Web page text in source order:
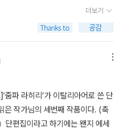
, 내 인생이 제대로 된 인생인지 내
편들은 담담하고 세밀한 어조로
있다. 그런 이유로 이 작품들은 비
통 사람들의 이야기라고 할 수 있
earth>가 제목으로 훨씬
았지만, 그래도 가장 말하고 싶었
일생에 한번>은 해마가 코쉭에게
게 된 수줍은 고백 속에 코쉭의
등석을 타고 미국으로 건너오고 수
된다. 주변사람들로부터의 동정에
그녀의 죽음이 멋지단 생각이 들
게 얘기하듯 아버지의 재혼과 청
으로 인해 변한 모든 것들이 코쉭
다>는 해마와 코쉭이 로마에서 우
이야기, 하지만 해마는 예정대로
다.' 는 아니고, '(도서관) 최대의
.' 이 부분. 베스트셀러나 뻔한 책
저 좋은 사람>도 책모임에서 읽은
지만 사람들이 왜 줌파 라히리를
다 <축복받은 집>이 더 좋다는 리
싶다. <유미의 세포들> 은 5.18
) 병원에서 검사하는 동안 집사2와
만화 카페에 갔다가 읽었다. 최근
이 '셀린 송' 인거다! 오오!! 그러자
다. 오, 셀린 송의 로맨스라니, 그렇
라이브즈>가 얼마나 좋았는지 생
이라면 분명 머티리얼리스트도 좋
를 재생하면서 '이젠 감독 누구
해야지' 라고 생각했다. 사실 한 편
가 그만큼 좋았다. 좋을줄 알았는
지난주에 싱가폴에 온 친구들과
삶> <어제 그거 봤어?> <남자
강요하는가> 위 세 권은
<악마는 어디서 게으름을 피우는
절을 덧붙인 이유는, 그렇다, 또 불
프랑스어책탑. 느낌 가는 대로 집
더보기
줌파 라히리‘가 이탈리아어로 쓴 단
은 작가님의 세번째 작품이다. (축
편집이라고 하기에는 왠지 에세